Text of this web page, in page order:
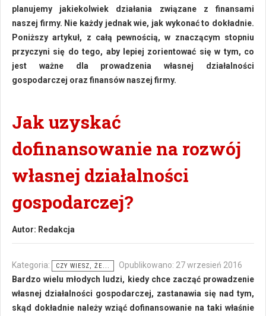
planujemy jakiekolwiek działania związane z finansami
naszej firmy. Nie każdy jednak wie, jak wykonać to dokładnie.
Poniższy artykuł, z całą pewnością, w znaczącym stopniu
przyczyni się do tego, aby lepiej zorientować się w tym, co
jest ważne dla prowadzenia własnej działalności
gospodarczej oraz finansów naszej firmy.
Jak uzyskać
dofinansowanie na rozwój
własnej działalności
gospodarczej?
Autor: Redakcja
Kategoria: CZY WIESZ, ŻE...
Opublikowano: 27 wrzesień 2016
Bardzo wielu młodych ludzi, kiedy chce zacząć prowadzenie
własnej działalności gospodarczej, zastanawia się nad tym,
skąd dokładnie należy wziąć dofinansowanie na taki właśnie